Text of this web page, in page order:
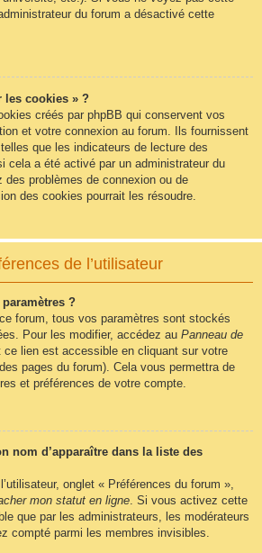
du forum a désactivé cette
les cookies » ?
créés par phpBB qui conservent vos
et votre connexion au forum. Ils fournissent
que les indicateurs de lecture des
cela a été activé par un administrateur du
problèmes de connexion ou de
des cookies pourrait les résoudre.
de l’utilisateur
?
forum, tous vos paramètres sont stockés
Pour les modifier, accédez au Panneau de
ce lien est accessible en cliquant sur votre
pages du forum). Cela vous permettra de
et préférences de votre compte.
nom d’apparaître dans la liste des
onglet « Préférences du forum »,
mon statut en ligne . Si vous activez cette
que par les administrateurs, les modérateurs
compté parmi les membres invisibles.